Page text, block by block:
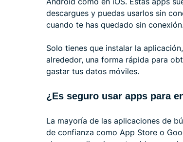
descargues y puedas usarlos sin
cuando te has quedado sin conexión.
Solo tienes que instalar la
alrededor, una forma rápida para
gastar tus datos móviles.
¿Es seguro usar apps para
La mayoría de las aplicaciones de
de confianza como App Store o